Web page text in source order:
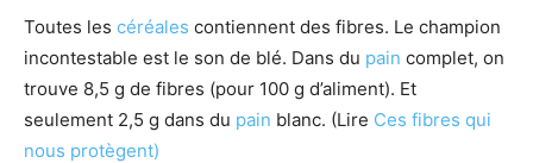
Toutes les céréales contiennent des fibres. Le champion
incontestable est le son de blé. Dans du pain complet, on
trouve 8,5 g de fibres (pour 100 g d’aliment). Et
seulement 2,5 g dans du pain blanc. (Lire Ces fibres qui
nous protègent)